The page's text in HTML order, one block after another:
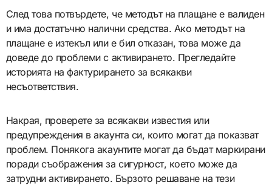
След това потвърдете, че методът на плащане е валиден
и има достатъчно налични средства. Ако методът на
плащане е изтекъл или е бил отказан, това може да
доведе до проблеми с активирането. Прегледайте
историята на фактурирането за всякакви
несъответствия.
Накрая, проверете за всякакви известия или
предупреждения в акаунта си, които могат да показват
проблем. Понякога акаунтите могат да бъдат маркирани
поради съображения за сигурност, което може да
затрудни активирането. Бързото решаване на тези